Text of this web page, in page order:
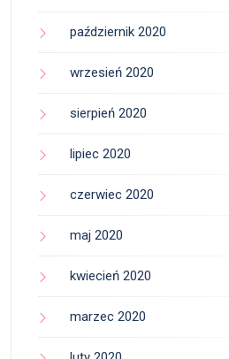
październik 2020
wrzesień 2020
sierpień 2020
lipiec 2020
czerwiec 2020
maj 2020
kwiecień 2020
marzec 2020